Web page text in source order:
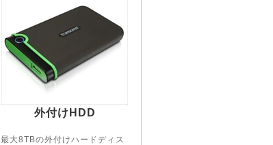
外付けHDD
最大8TBの外付けハードディス